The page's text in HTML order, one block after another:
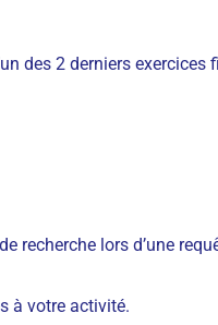
des 2 derniers exercices
recherche lors d’une
à votre activité.